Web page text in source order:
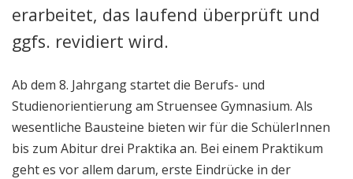
erarbeitet, das laufend überprüft und
ggfs. revidiert wird.
Ab dem 8. Jahrgang startet die Berufs- und
Studienorientierung am Struensee Gymnasium. Als
wesentliche Bausteine bieten wir für die SchülerInnen
bis zum Abitur drei Praktika an. Bei einem Praktikum
geht es vor allem darum, erste Eindrücke in der